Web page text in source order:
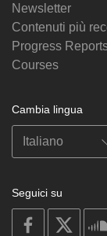
Newsletter
Contenuti più
Progress
Courses
Cambia lingua
Seguici su
on
facebook